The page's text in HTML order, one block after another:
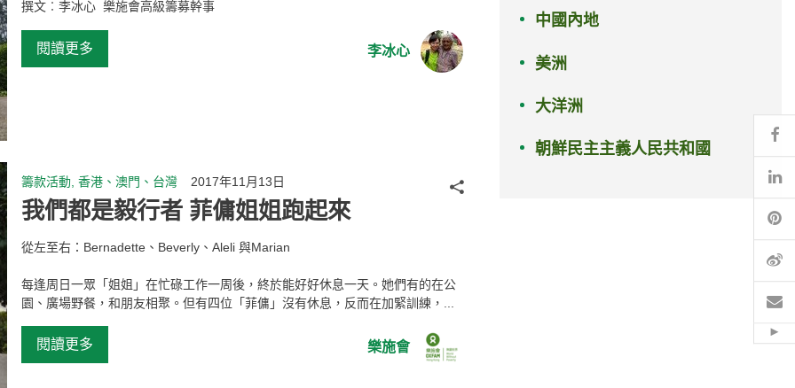
撰文︰李冰心 樂施會高級籌募幹事
閱讀更多 李冰心
籌款活動, 香港、澳門、台灣 2017年11月13日
我們都是毅行者 菲傭姐姐跑起來
從左至右：Bernadette、Beverly、Aleli 與Marian
每逢周日一眾「姐姐」在忙碌工作一周後，終於能好好休息一天。她們有的在公
園、廣場野餐，和朋友相聚。但有四位「菲傭」沒有休息，反而在加緊訓練，...
閱讀更多 樂施會
分享
中國內地
美洲
大洋洲
朝鮮民主主義人民共和國